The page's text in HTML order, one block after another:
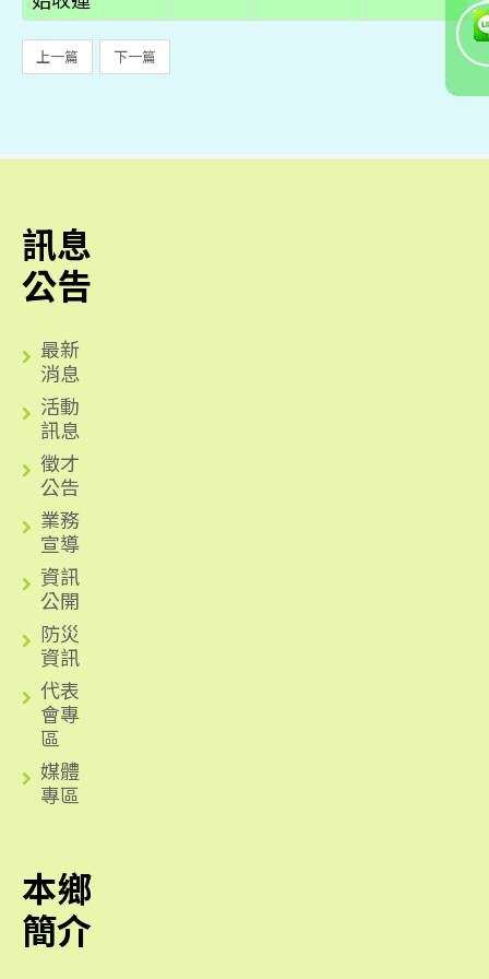
上一篇 下一篇
訊息
公告
最新
消息
活動
訊息
徵才
公告
業務
宣導
資訊
公開
防災
資訊
代表
會專
區
媒體
專區
本鄉
簡介